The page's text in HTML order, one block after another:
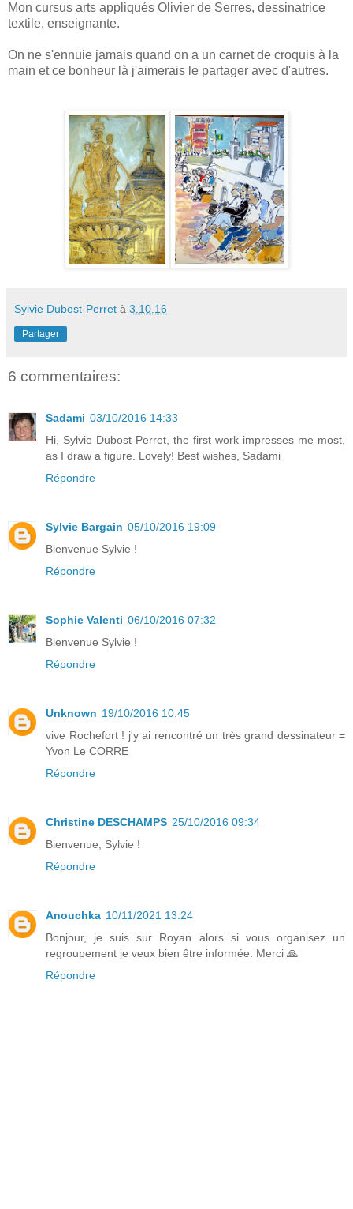
Mon cursus arts appliqués Olivier de Serres, dessinatrice
textile, enseignante.
On ne s'ennuie jamais quand on a un carnet de croquis à la
main et ce bonheur là j'aimerais le partager avec d'autres.
Sylvie Dubost-Perret à 3.10.16
Partager
6 commentaires:
Sadami 03/10/2016 14:33
Hi, Sylvie Dubost-Perret, the first work impresses me most,
as I draw a figure. Lovely! Best wishes, Sadami
Répondre
Sylvie Bargain 05/10/2016 19:09
Bienvenue Sylvie !
Répondre
Sophie Valenti 06/10/2016 07:32
Bienvenue Sylvie !
Répondre
Unknown 19/10/2016 10:45
vive Rochefort ! j'y ai rencontré un très grand dessinateur =
Yvon Le CORRE
Répondre
Christine DESCHAMPS 25/10/2016 09:34
Bienvenue, Sylvie !
Répondre
Anouchka 10/11/2021 13:24
Bonjour, je suis sur Royan alors si vous organisez un
regroupement je veux bien être informée. Merci 🙏
Répondre